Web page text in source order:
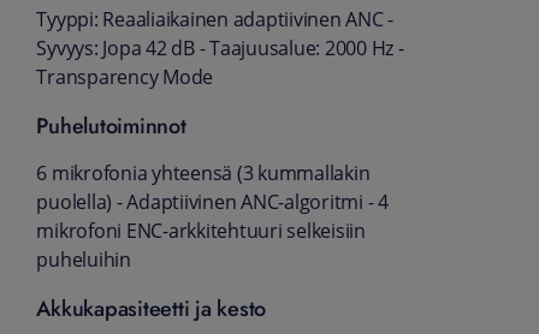
Tyyppi: Reaaliaikainen adaptiivinen ANC -
Syvyys: Jopa 42 dB - Taajuusalue: 2000 Hz -
Transparency Mode
Puhelutoiminnot
6 mikrofonia yhteensä (3 kummallakin
puolella) - Adaptiivinen ANC-algoritmi - 4
mikrofoni ENC-arkkitehtuuri selkeisiin
puheluihin
Akkukapasiteetti ja kesto